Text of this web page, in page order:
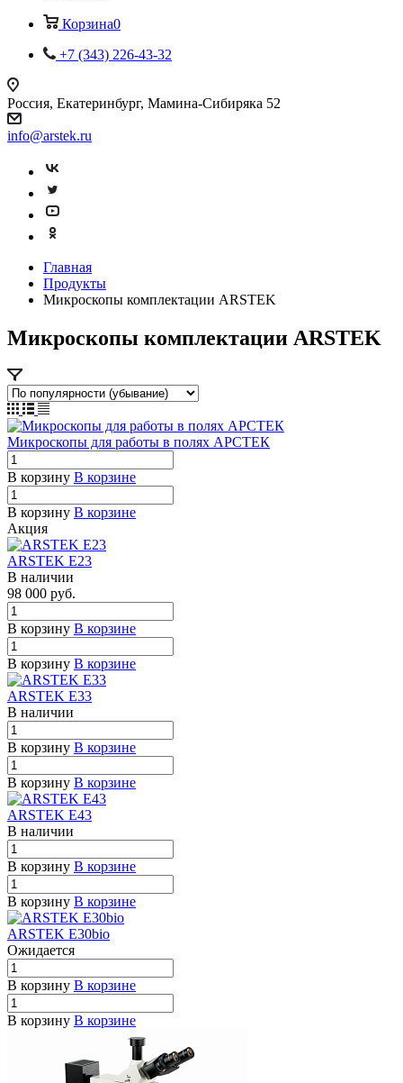
Корзина0
+7 (343) 226-43-32
Россия, Екатеринбург, Мамина-Сибиряка 52
info@arstek.ru
Главная
Продукты
Микроскопы комплектации ARSTEK
Микроскопы комплектации ARSTEK
Микроскопы для работы в полях АРСТЕК
В корзину В корзине
В корзину В корзине
Акция
ARSTEK E23
В наличии
98 000 руб.
В корзину В корзине
В корзину В корзине
ARSTEK E33
В наличии
В корзину В корзине
В корзину В корзине
ARSTEK E43
В наличии
В корзину В корзине
В корзину В корзине
ARSTEK E30bio
Ожидается
В корзину В корзине
В корзину В корзине